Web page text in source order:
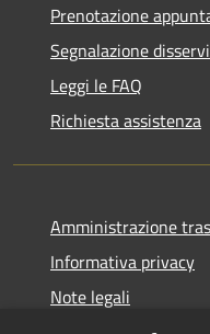
Prenotazione
Segnalazione
Leggi le FAQ
Richiesta assistenza
Amministrazione
Informativa privacy
Note legali